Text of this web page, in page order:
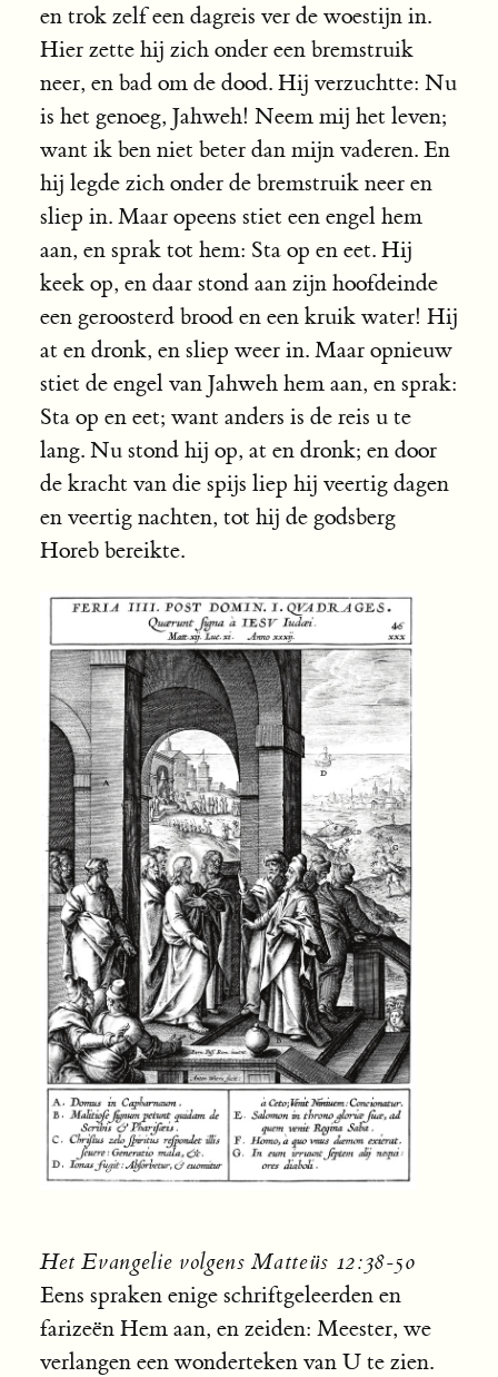
en trok zelf een dagreis ver de woestijn in.
Hier zette hij zich onder een bremstruik
neer, en bad om de dood. Hij verzuchtte: Nu
is het genoeg, Jahweh! Neem mij het leven;
want ik ben niet beter dan mijn vaderen. En
hij legde zich onder de bremstruik neer en
sliep in. Maar opeens stiet een engel hem
aan, en sprak tot hem: Sta op en eet. Hij
keek op, en daar stond aan zijn hoofdeinde
een geroosterd brood en een kruik water! Hij
at en dronk, en sliep weer in. Maar opnieuw
stiet de engel van Jahweh hem aan, en sprak:
Sta op en eet; want anders is de reis u te
lang. Nu stond hij op, at en dronk; en door
de kracht van die spijs liep hij veertig dagen
en veertig nachten, tot hij de godsberg
Horeb bereikte.
Het Evangelie volgens Matteüs 12:38-50
Eens spraken enige schriftgeleerden en
farizeën Hem aan, en zeiden: Meester, we
verlangen een wonderteken van U te zien.